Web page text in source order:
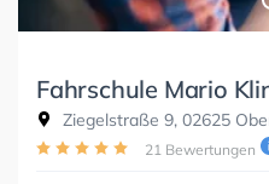
Fahrschule Mario
Ziegelstraße 9, 02625
21 Bewertungen